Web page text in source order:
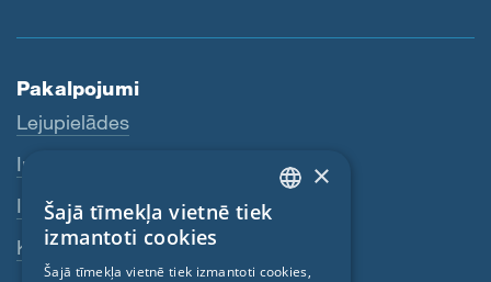
Pakalpojumi
Lejupielādes
Internetveikals
Izplatītāji
Kontaktpersona
ENGLISH
×
Šajā tīmekļa vietnē tiek
izmantoti cookies
Šajā tīmekļa vietnē tiek izmantoti cookies,